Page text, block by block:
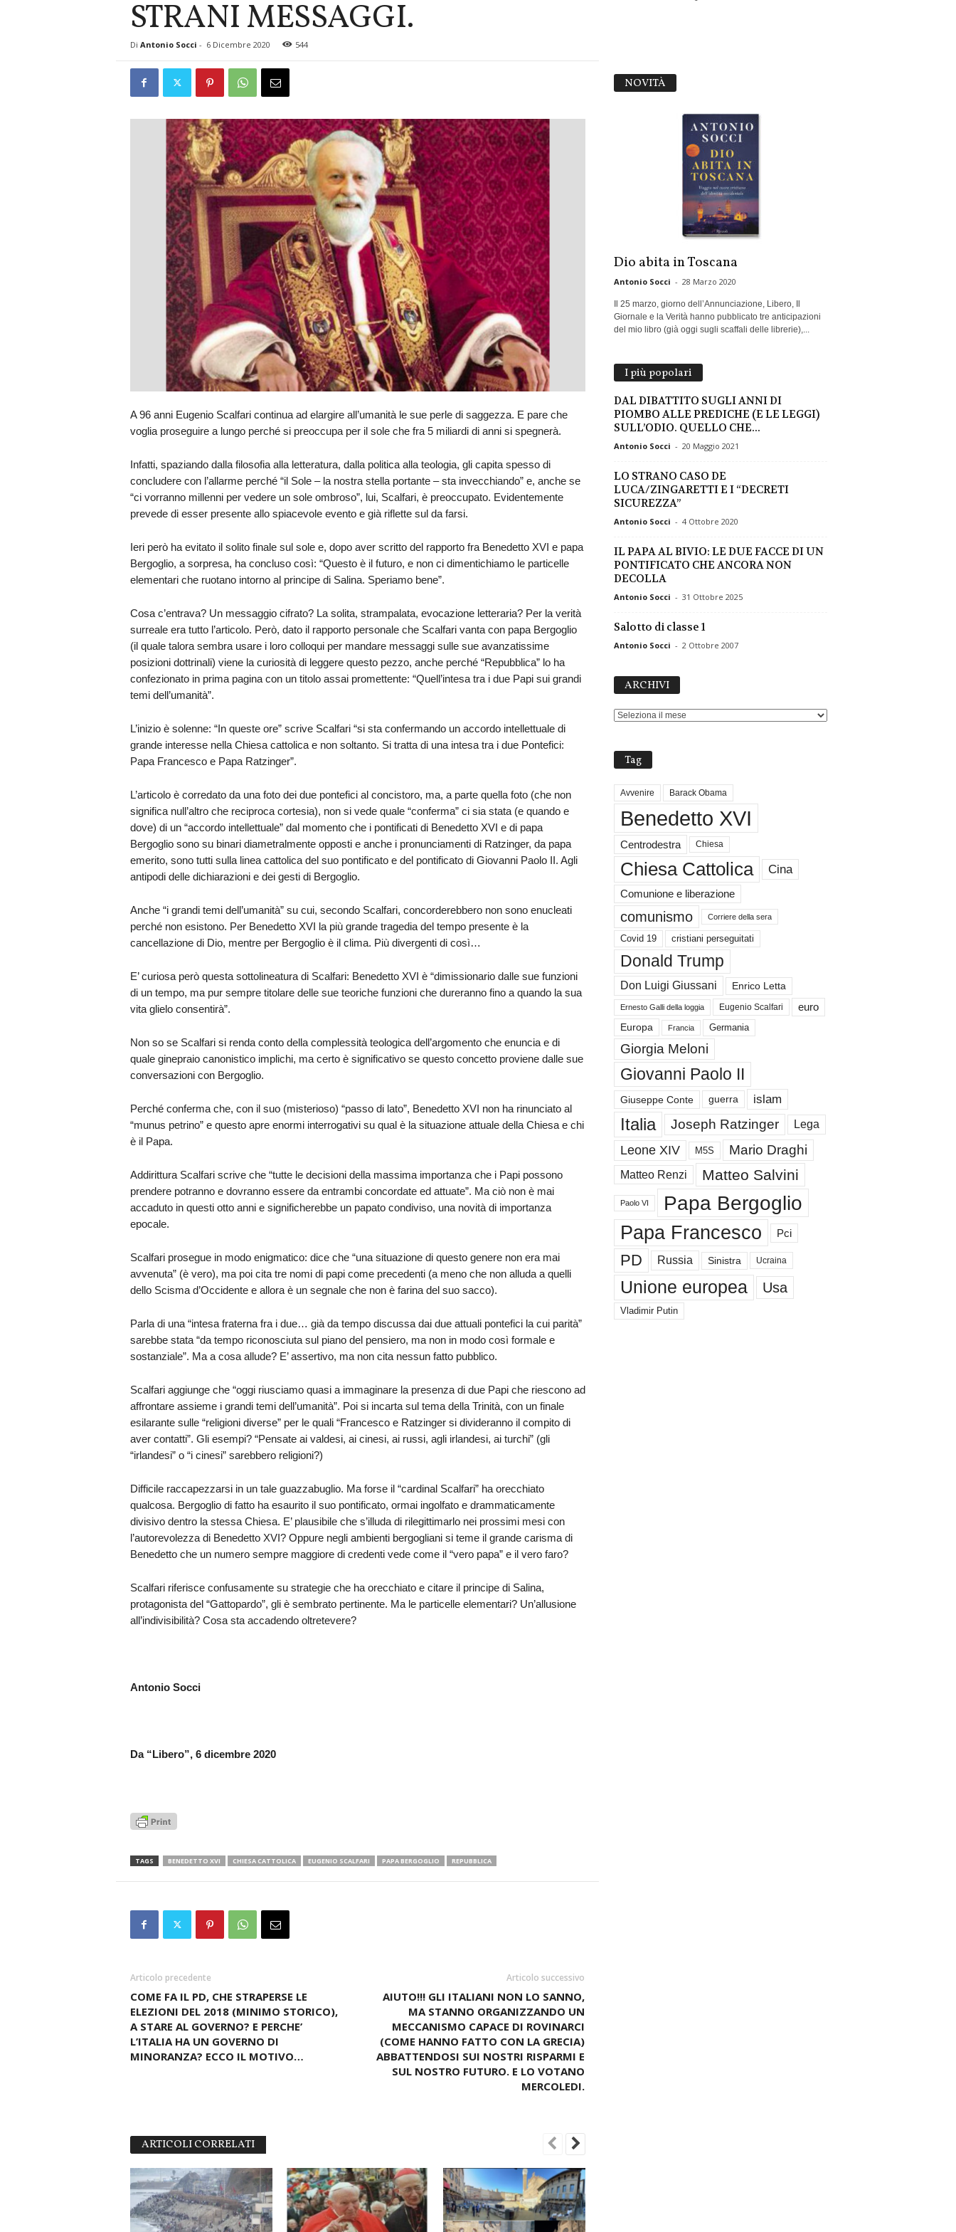
STRANI MESSAGGI.
Di Antonio Socci - 6 Dicembre 2020 544
A 96 anni Eugenio Scalfari continua ad elargire all’umanità le sue perle di saggezza. E pare che
voglia proseguire a lungo perché si preoccupa per il sole che fra 5 miliardi di anni si spegnerà.
Infatti, spaziando dalla filosofia alla letteratura, dalla politica alla teologia, gli capita spesso di
concludere con l’allarme perché “il Sole – la nostra stella portante – sta invecchiando” e, anche se
“ci vorranno millenni per vedere un sole ombroso”, lui, Scalfari, è preoccupato. Evidentemente
prevede di esser presente allo spiacevole evento e già riflette sul da farsi.
Ieri però ha evitato il solito finale sul sole e, dopo aver scritto del rapporto fra Benedetto XVI e papa
Bergoglio, a sorpresa, ha concluso così: “Questo è il futuro, e non ci dimentichiamo le particelle
elementari che ruotano intorno al principe di Salina. Speriamo bene”.
Cosa c’entrava? Un messaggio cifrato? La solita, strampalata, evocazione letteraria? Per la verità
surreale era tutto l’articolo. Però, dato il rapporto personale che Scalfari vanta con papa Bergoglio
(il quale talora sembra usare i loro colloqui per mandare messaggi sulle sue avanzatissime
posizioni dottrinali) viene la curiosità di leggere questo pezzo, anche perché “Repubblica” lo ha
confezionato in prima pagina con un titolo assai promettente: “Quell’intesa tra i due Papi sui grandi
temi dell’umanità”.
L’inizio è solenne: “In queste ore” scrive Scalfari “si sta confermando un accordo intellettuale di
grande interesse nella Chiesa cattolica e non soltanto. Si tratta di una intesa tra i due Pontefici:
Papa Francesco e Papa Ratzinger”.
L’articolo è corredato da una foto dei due pontefici al concistoro, ma, a parte quella foto (che non
significa null’altro che reciproca cortesia), non si vede quale “conferma” ci sia stata (e quando e
dove) di un “accordo intellettuale” dal momento che i pontificati di Benedetto XVI e di papa
Bergoglio sono su binari diametralmente opposti e anche i pronunciamenti di Ratzinger, da papa
emerito, sono tutti sulla linea cattolica del suo pontificato e del pontificato di Giovanni Paolo II. Agli
antipodi delle dichiarazioni e dei gesti di Bergoglio.
Anche “i grandi temi dell’umanità” su cui, secondo Scalfari, concorderebbero non sono enucleati
perché non esistono. Per Benedetto XVI la più grande tragedia del tempo presente è la
cancellazione di Dio, mentre per Bergoglio è il clima. Più divergenti di così…
E’ curiosa però questa sottolineatura di Scalfari: Benedetto XVI è “dimissionario dalle sue funzioni
di un tempo, ma pur sempre titolare delle sue teoriche funzioni che dureranno fino a quando la sua
vita glielo consentirà”.
Non so se Scalfari si renda conto della complessità teologica dell’argomento che enuncia e di
quale ginepraio canonistico implichi, ma certo è significativo se questo concetto proviene dalle sue
conversazioni con Bergoglio.
Perché conferma che, con il suo (misterioso) “passo di lato”, Benedetto XVI non ha rinunciato al
“munus petrino” e questo apre enormi interrogativi su qual è la situazione attuale della Chiesa e chi
è il Papa.
Addirittura Scalfari scrive che “tutte le decisioni della massima importanza che i Papi possono
prendere potranno e dovranno essere da entrambi concordate ed attuate”. Ma ciò non è mai
accaduto in questi otto anni e significherebbe un papato condiviso, una novità di importanza
epocale.
Scalfari prosegue in modo enigmatico: dice che “una situazione di questo genere non era mai
avvenuta” (è vero), ma poi cita tre nomi di papi come precedenti (a meno che non alluda a quelli
dello Scisma d’Occidente e allora è un segnale che non è farina del suo sacco).
Parla di una “intesa fraterna fra i due… già da tempo discussa dai due attuali pontefici la cui parità”
sarebbe stata “da tempo riconosciuta sul piano del pensiero, ma non in modo così formale e
sostanziale”. Ma a cosa allude? E’ assertivo, ma non cita nessun fatto pubblico.
Scalfari aggiunge che “oggi riusciamo quasi a immaginare la presenza di due Papi che riescono ad
affrontare assieme i grandi temi dell’umanità”. Poi si incarta sul tema della Trinità, con un finale
esilarante sulle “religioni diverse” per le quali “Francesco e Ratzinger si divideranno il compito di
aver contatti”. Gli esempi? “Pensate ai valdesi, ai cinesi, ai russi, agli irlandesi, ai turchi” (gli
“irlandesi” o “i cinesi” sarebbero religioni?)
Difficile raccapezzarsi in un tale guazzabuglio. Ma forse il “cardinal Scalfari” ha orecchiato
qualcosa. Bergoglio di fatto ha esaurito il suo pontificato, ormai ingolfato e drammaticamente
divisivo dentro la stessa Chiesa. E’ plausibile che s’illuda di rilegittimarlo nei prossimi mesi con
l’autorevolezza di Benedetto XVI? Oppure negli ambienti bergogliani si teme il grande carisma di
Benedetto che un numero sempre maggiore di credenti vede come il “vero papa” e il vero faro?
Scalfari riferisce confusamente su strategie che ha orecchiato e citare il principe di Salina,
protagonista del “Gattopardo”, gli è sembrato pertinente. Ma le particelle elementari? Un’allusione
all’indivisibilità? Cosa sta accadendo oltretevere?
Antonio Socci
Da “Libero”, 6 dicembre 2020
TAGS BENEDETTO XVI CHIESA CATTOLICA EUGENIO SCALFARI PAPA BERGOGLIO REPUBBLICA
Articolo precedente
COME FA IL PD, CHE STRAPERSE LE
ELEZIONI DEL 2018 (MINIMO STORICO),
A STARE AL GOVERNO? E PERCHE’
L’ITALIA HA UN GOVERNO DI
MINORANZA? ECCO IL MOTIVO…
Articolo successivo
AIUTO!!! GLI ITALIANI NON LO SANNO,
MA STANNO ORGANIZZANDO UN
MECCANISMO CAPACE DI ROVINARCI
(COME HANNO FATTO CON LA GRECIA)
ABBATTENDOSI SUI NOSTRI RISPARMI E
SUL NOSTRO FUTURO. E LO VOTANO
MERCOLEDI.
ARTICOLI CORRELATI
NOVITÀ
Dio abita in Toscana
Antonio Socci - 28 Marzo 2020
Il 25 marzo, giorno dell’Annunciazione, Libero, Il
Giornale e la Verità hanno pubblicato tre anticipazioni
del mio libro (già oggi sugli scaffali delle librerie),...
I più popolari
DAL DIBATTITO SUGLI ANNI DI
PIOMBO ALLE PREDICHE (E LE LEGGI)
SULL’ODIO. QUELLO CHE...
Antonio Socci - 20 Maggio 2021
LO STRANO CASO DE
LUCA/ZINGARETTI E I “DECRETI
SICUREZZA”
Antonio Socci - 4 Ottobre 2020
IL PAPA AL BIVIO: LE DUE FACCE DI UN
PONTIFICATO CHE ANCORA NON
DECOLLA
Antonio Socci - 31 Ottobre 2025
Salotto di classe 1
Antonio Socci - 2 Ottobre 2007
ARCHIVI
Tag
Avvenire Barack Obama
Benedetto XVI
Centrodestra Chiesa
Chiesa Cattolica Cina
Comunione e liberazione
comunismo Corriere della sera
Covid 19 cristiani perseguitati
Donald Trump
Don Luigi Giussani Enrico Letta
Ernesto Galli della loggia Eugenio Scalfari euro
Europa Francia Germania
Giorgia Meloni
Giovanni Paolo II
Giuseppe Conte guerra islam
Italia Joseph Ratzinger Lega
Leone XIV M5S Mario Draghi
Matteo Renzi Matteo Salvini
Paolo VI Papa Bergoglio
Papa Francesco Pci
PD Russia Sinistra Ucraina
Unione europea Usa
Vladimir Putin